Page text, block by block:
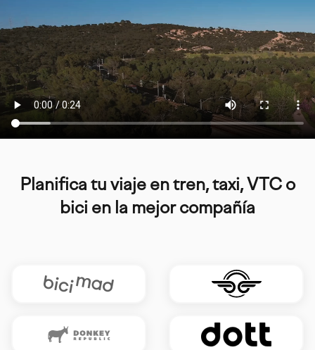
Planifica tu viaje en tren, taxi, VTC o
bici en la mejor compañía